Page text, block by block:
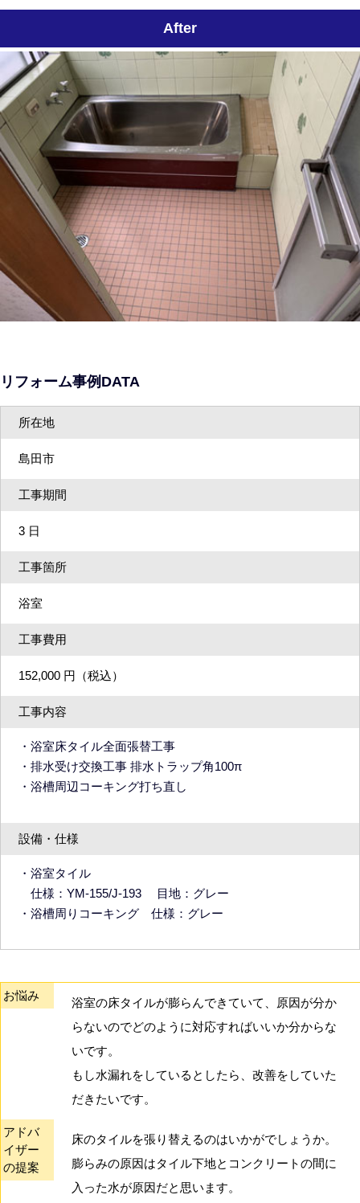
After
リフォーム事例DATA
所在地
島田市
工事期間
3 日
工事箇所
浴室
工事費用
152,000 円（税込）
工事内容
・浴室床タイル全面張替工事
・排水受け交換工事 排水トラップ角100π
・浴槽周辺コーキング打ち直し
設備・仕様
・浴室タイル
仕様：YM-155/J-193 目地：グレー
・浴槽周りコーキング 仕様：グレー
お悩み
浴室の床タイルが膨らんできていて、原因が分か
らないのでどのように対応すればいいか分からな
いです。
もし水漏れをしているとしたら、改善をしていた
だきたいです。
アドバ
イザー
の提案
床のタイルを張り替えるのはいかがでしょうか。
膨らみの原因はタイル下地とコンクリートの間に
入った水が原因だと思います。